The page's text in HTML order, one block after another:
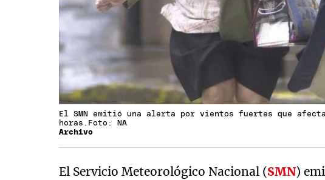
El SMN emitió una alerta por vientos fuertes que
horas.Foto: NA
Archivo
El Servicio Meteorológico Nacional (SMN)